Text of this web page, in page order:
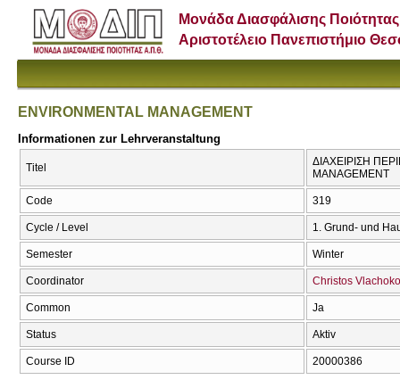
Μονάδα Διασφάλισης Ποιότητας
Αριστοτέλειο Πανεπιστήμιο
ENVIRONMENTAL MANAGEMENT
Informationen zur Lehrveranstaltung
Titel
ΔΙΑΧΕΙΡΙΣΗ
MANAGEMENT
Code 319
Cycle / Level 1. Grund- und
Semester Winter
Coordinator Christos
Common Ja
Status Aktiv
Course ID 20000386